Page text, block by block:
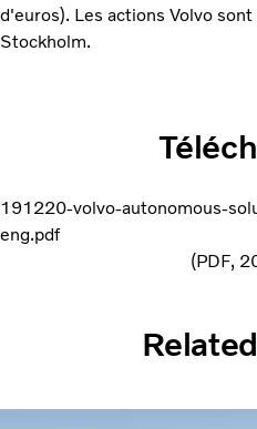
d'euros). Les actions Volvo
Stockholm.
191220-volvo-autonomous-
eng.pdf
PDF